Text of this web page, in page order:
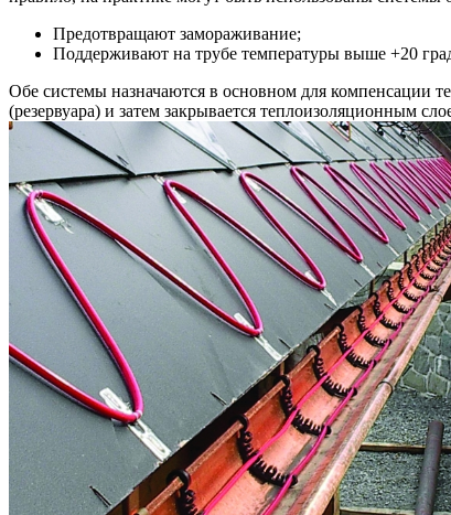
Предотвращают замораживание;
Поддерживают на трубе температуры выше +20
Обе системы назначаются в основном для компенсации
(резервуара) и затем закрывается теплоизоляционным